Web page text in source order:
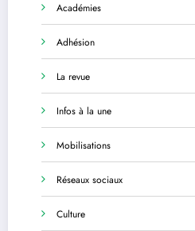
Académies
Adhésion
La revue
Infos à la une
Mobilisations
Réseaux sociaux
Culture